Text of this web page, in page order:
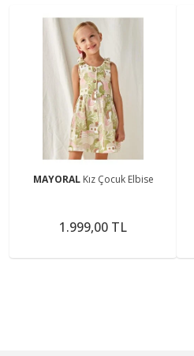
MAYORAL Kız Çocuk Elbise
1.999,00 TL